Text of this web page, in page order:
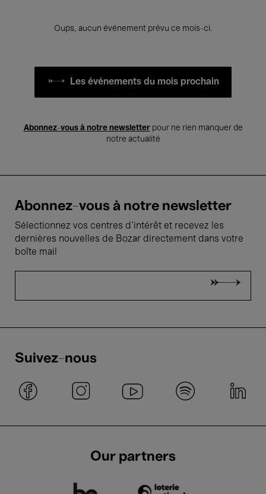
Oups, aucun événement prévu ce mois-ci.
Les événements du mois prochain
Abonnez-vous à notre newsletterpour ne rien manquer de
notre actualité
Abonnez-vous à notre newsletter
Sélectionnez vos centres d'intérêt et recevez les
dernières nouvelles de Bozar directement dans votre
boîte mail
Suivez-nous
Our partners